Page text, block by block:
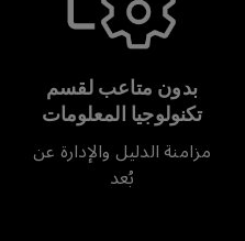
بدون متاعب لقسم
تكنولوجيا المعلومات
مزامنة الدليل والإدارة عن
بُعد